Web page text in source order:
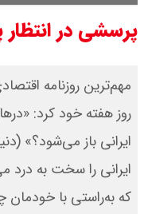
پرسشی در
مهم‌ترین روزنامه
روز هفته خود کرد:
ایرانی را سخت به
که به‌راستی با